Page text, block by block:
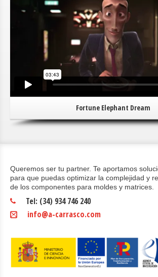
Fortune Elephant Dream
Queremos ser tu partner. Te aportamos
para que puedas optimizar la complejidad y
de los componentes para moldes y matrices.
Tel: (34) 934 746 240
info@a-carrasco.com